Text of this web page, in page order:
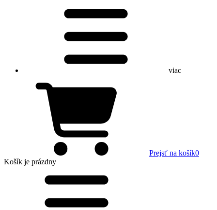
viac
Prejsť na košík0
Košík je prázdny